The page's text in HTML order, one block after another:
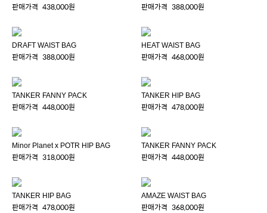
판매가격 438,000원 판매가격 388,000원
DRAFT WAIST BAG
판매가격 388,000원
HEAT WAIST BAG
판매가격 468,000원
TANKER FANNY PACK
판매가격 448,000원
TANKER HIP BAG
판매가격 478,000원
Minor Planet x POTR HIP BAG
판매가격 318,000원
TANKER FANNY PACK
판매가격 448,000원
TANKER HIP BAG
판매가격 478,000원
AMAZE WAIST BAG
판매가격 368,000원